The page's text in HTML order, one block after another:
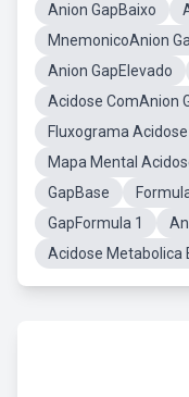
Anion GapBaixo
MnemonicoAnion
Anion GapElevado
Acidose ComAnion
Fluxograma
Mapa Mental
GapBase
GapFormula 1
Acidose Metabolica